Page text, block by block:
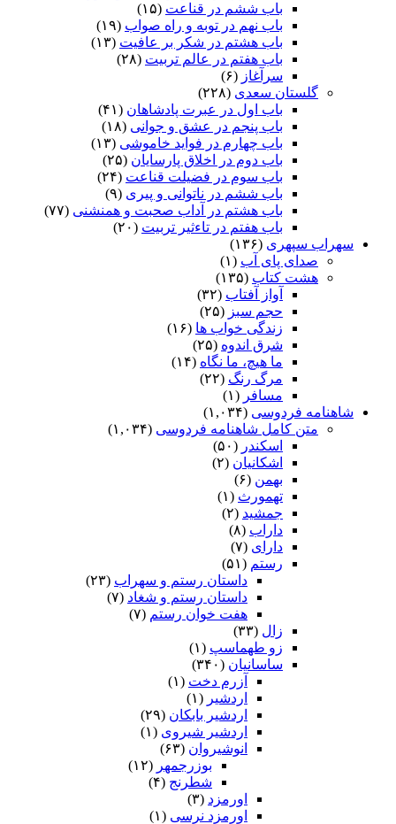
باب ششم در قناعت (۱۵)
باب نهم در توبه و راه صواب (۱۹)
باب هشتم در شکر بر عافیت (۱۳)
باب هفتم در عالم تربیت (۲۸)
سرآغاز (۶)
گلستان سعدی (۲۲۸)
باب اول در عبرت پادشاهان (۴۱)
باب پنجم در عشق و جوانى (۱۸)
باب چهارم در فواید خاموشى (۱۳)
باب دوم در اخلاق پارسایان (۲۵)
باب سوم در فضیلت قناعت (۲۴)
باب ششم در ناتوانى و پیرى (۹)
باب هشتم در آداب صحبت و همنشنى (۷۷)
باب هفتم در تاءثیر تربیت (۲۰)
سهراب سپهری (۱۳۶)
صدای پای آب (۱)
هشت کتاب (۱۳۵)
آواز آفتاب (۳۲)
حجم سبز (۲۵)
زندگی خواب ها (۱۶)
شرق اندوه (۲۵)
ما هیچ، ما نگاه (۱۴)
مرگ رنگ (۲۲)
مسافر (۱)
شاهنامه فردوسی (۱,۰۳۴)
متن کامل شاهنامه فردوسی (۱,۰۳۴)
اسکندر (۵۰)
اشکانیان (۲)
بهمن (۶)
تهمورث (۱)
جمشید (۲)
داراب (۸)
دارای (۷)
رستم (۵۱)
داستان رستم و سهراب (۲۳)
داستان رستم و شغاد (۷)
هفت خوان رستم‏ (۷)
زال (۳۳)
زو طهماسپ‏ (۱)
ساسانیان (۳۴۰)
آزرم دخت (۱)
اردشیر (۱)
اردشیر بابکان (۲۹)
اردشیر شیروی (۱)
انوشیروان (۶۳)
بوزرجمهر (۱۲)
شطرنج (۴)
اورمزد (۳)
اورمزد نرسى‏ (۱)